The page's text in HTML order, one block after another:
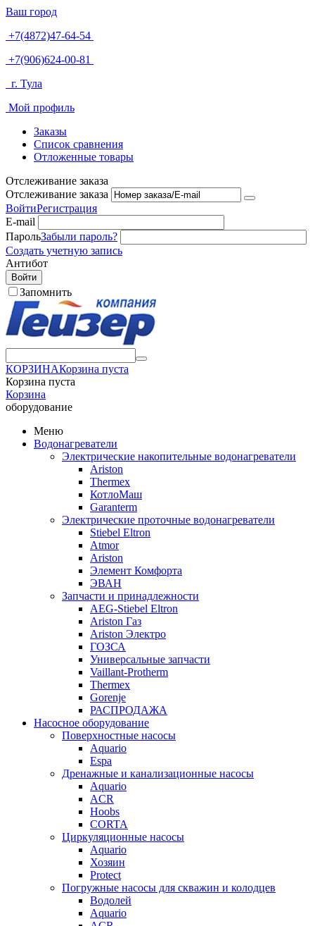
Ваш город
+7(4872)47-64-54
+7(906)624-00-81
г. Тула
Мой профиль
Заказы
Список сравнения
Отложенные товары
Отслеживание заказа
Отслеживание заказа
ВойтиРегистрация
E-mail
ПарольЗабыли пароль?
Создать учетную запись
Антибот
Войти
Запомнить
КОРЗИНАКорзина пуста
Корзина пуста
Корзина
оборудование
Меню
Водонагреватели
Электрические накопительные водонагреватели
Ariston
Thermex
КотлоМаш
Garanterm
Электрические проточные водонагреватели
Stiebel Eltron
Atmor
Ariston
Элемент Комфорта
ЭВАН
Запчасти и принадлежности
AEG-Stiebel Eltron
Ariston Газ
Ariston Электро
ГОЗСА
Универсальные запчасти
Vaillant-Protherm
Thermex
Gorenje
РАСПРОДАЖА
Насосное оборудование
Поверхностные насосы
Aquario
Espa
Дренажные и канализационные насосы
Aquario
ACR
Hoobs
CORTA
Циркуляционные насосы
Aquario
Хозяин
Protect
Погружные насосы для скважин и колодцев
Водолей
Aquario